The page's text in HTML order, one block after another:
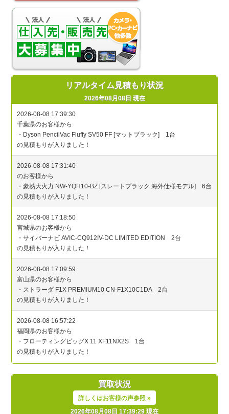
リアルタイム見積もり状況
2026年08月08日 現在
買取状況
詳しくはお客様の声参照 »
2026年08月08日 17:39:29 現在